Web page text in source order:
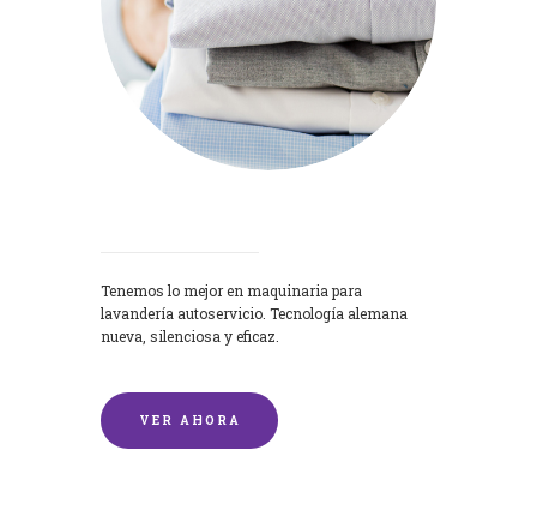
Tenemos lo mejor en maquinaria para
lavandería autoservicio. Tecnología alemana
nueva, silenciosa y eficaz.
VER AHORA